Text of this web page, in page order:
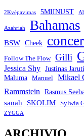
2Kvėpavimas 5MIINUST
Azahriah Bahamas
BSW Cheek
Follow The Flow Gilli
Jessica Shy Justinas
Maluma Manuel Mikael
Rammstein
Rasmus
sanah SKOLIM Sylwia
ZYGGA
ARCHIVIO